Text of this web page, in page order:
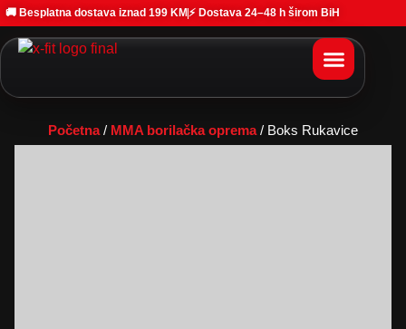
🚚 Besplatna dostava iznad 199 KM ⚡ Dostava 24–48 h širom BiH
Početna/ MMA borilačka oprema/ Boks Rukavice